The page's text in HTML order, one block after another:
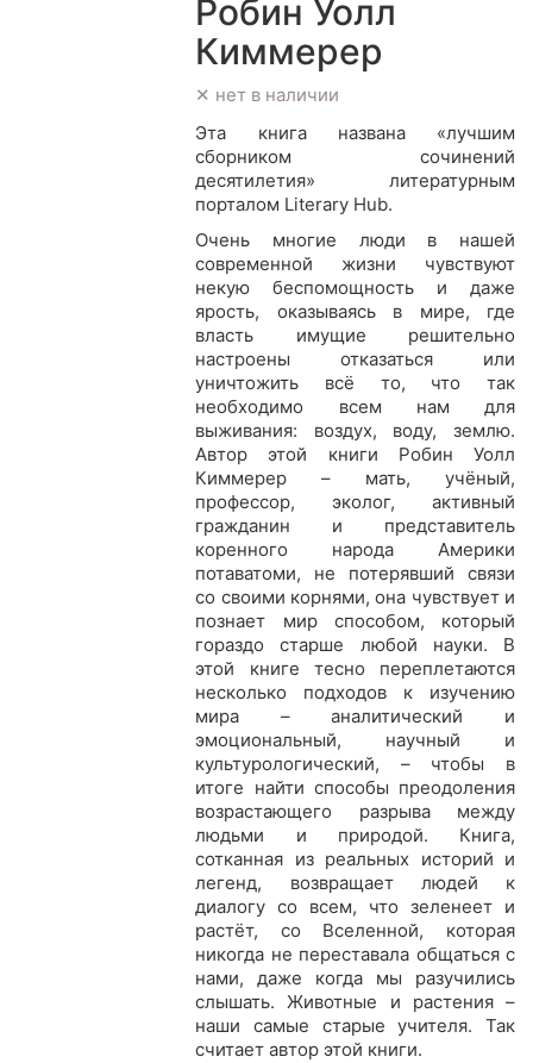
Робин Уолл
Киммерер
✕ нет в наличии
Эта книга названа «лучшим
сборником сочинений
десятилетия» литературным
порталом Literary Hub.
Очень многие люди в нашей
современной жизни чувствуют
некую беспомощность и даже
ярость, оказываясь в мире, где
власть имущие решительно
настроены отказаться или
уничтожить всё то, что так
необходимо всем нам для
выживания: воздух, воду, землю.
Автор этой книги Робин Уолл
Киммерер – мать, учёный,
профессор, эколог, активный
гражданин и представитель
коренного народа Америки
потаватоми, не потерявший связи
со своими корнями, она чувствует и
познает мир способом, который
гораздо старше любой науки. В
этой книге тесно переплетаются
несколько подходов к изучению
мира – аналитический и
эмоциональный, научный и
культурологический, – чтобы в
итоге найти способы преодоления
возрастающего разрыва между
людьми и природой. Книга,
сотканная из реальных историй и
легенд, возвращает людей к
диалогу со всем, что зеленеет и
растёт, со Вселенной, которая
никогда не переставала общаться с
нами, даже когда мы разучились
слышать. Животные и растения –
наши самые старые учителя. Так
считает автор этой книги.